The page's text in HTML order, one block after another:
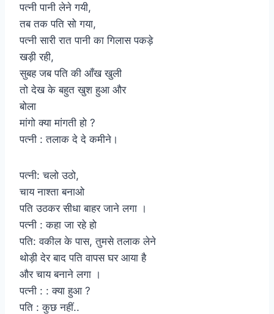
पत्नी पानी लेने गयी,
तब तक पति सो गया,
पत्नी सारी रात पानी का गिलास पकड़े
खड़ी रही,
सुबह जब पति की आँख खुली
तो देख के बहुत खुश हुआ और
बोला
मांगो क्या मांगती हो ?
पत्नी : तलाक दे दे कमीने।
पत्नी: चलो उठो,
चाय नाश्ता बनाओ
पति उठकर सीधा बाहर जाने लगा ।
पत्नी : कहा जा रहे हो
पति: वकील के पास, तुमसे तलाक लेने
थोड़ी देर बाद पति वापस घर आया है
और चाय बनाने लगा ।
पत्नी : : क्या हुआ ?
पति : कुछ नहीं..